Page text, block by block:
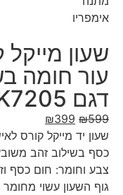
שעון
עור חומה
דגם MK7205
₪599
₪399
שעון יד מייקל קורס
כסף בשילוב זהב
צבע וחומר: חום כסף
גוף השעון עשוי מחומר STAINLESS STEEL פלדת אל חלד